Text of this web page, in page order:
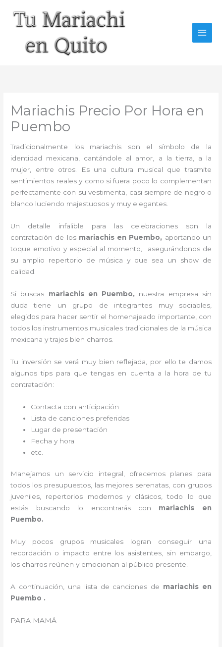
contenido
Mariachis Precio Por Hora en
Puembo
Tradicionalmente los mariachis son el símbolo de la
identidad mexicana, cantándole al amor, a la tierra, a la
mujer, entre otros. Es una cultura musical que trasmite
sentimientos reales y como si fuera poco lo complementan
perfectamente con su vestimenta, casi siempre de negro o
blanco luciendo majestuosos y muy elegantes.
Un detalle infalible para las celebraciones son la
contratación de losmariachis en Puembo, aportando un
toque emotivo y especial al momento, asegurándonos de
su amplio repertorio de música y que sea un show de
calidad.
Si buscas mariachis en Puembo, nuestra empresa
sin
duda tiene un grupo de integrantes muy sociables,
elegidos para hacer sentir el homenajeado importante, con
todos los instrumentos musicales tradicionales de la música
mexicana y trajes bien charros.
Tu inversión se verá muy bien reflejada, por ello te damos
algunos tips para que tengas en cuenta a la hora de tu
contratación:
Contacta con anticipación
Lista de canciones preferidas
Lugar de presentación
Fecha y hora
etc.
Manejamos un servicio integral, ofrecemos planes para
todos los presupuestos, las mejores serenatas, con grupos
juveniles, repertorios modernos y clásicos, todo lo que
estás buscando lo encontrarás con mariachis en
Puembo.
Muy pocos grupos musicales logran conseguir una
recordación o impacto entre los asistentes, sin embargo,
los charros reúnen y emocionan al público presente.
A continuación, una lista de canciones de mariachis en
Puembo .
PARA MAMÁ